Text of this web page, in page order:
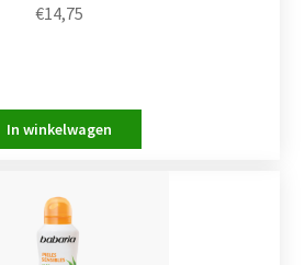
€14,75